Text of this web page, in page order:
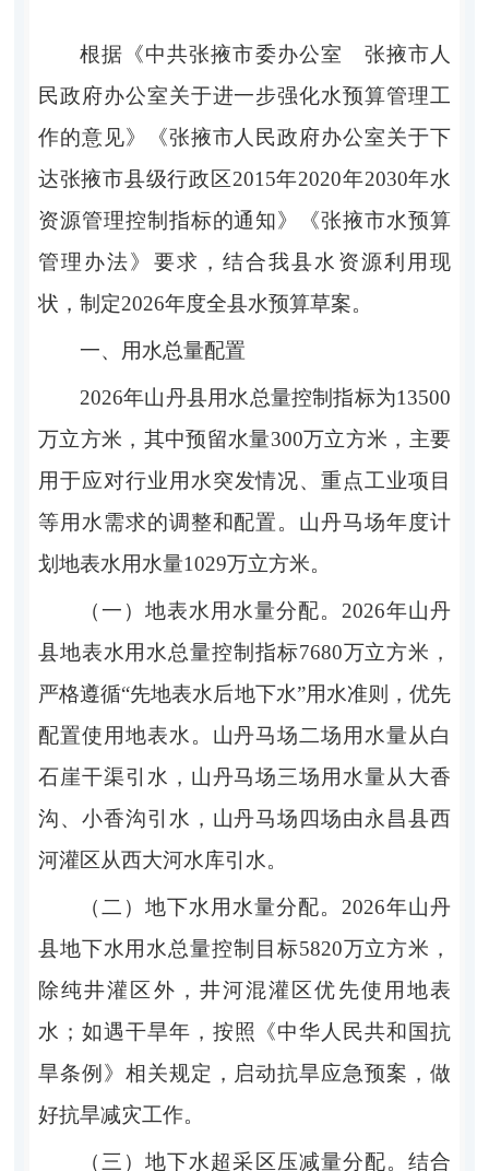
根据《中共张掖市委办公室
张掖市人
民政府办公室关于进一步强化水预算管理工
作的意见》《张掖市人民政府办公室关于下
达张掖市县级行政区2015年2020年2030年水
资源管理控制指标的通知》《张掖市水预算
管理办法》要求，结合我县水资源利用现
状，制定2026年度全县水预算草案。
一、用水总量配置
2026年山丹县用水总量控制指标为13500
万立方米 ， 其中预留水量300万立方米 ， 主要
用于应对行业用水突发情况、重点工业项目
等用水需求的调整和配置。山丹马场年度计
划地表水用水量1029万立方米。
（一）地表水用水量分配。 2026年山丹
县地表水用水总量控制指标7680万立方米 ，
严格遵循“先地表水后地下水”用水准则，优先
配置使用地表水。山丹马场二场用水量从白
石崖干渠引水，山丹马场三场用水量从大香
沟、小香沟引水，山丹马场四场由永昌县西
河灌区从西大河水库引水。
（二）地下水用水量分配。 2026年山丹
县地下水用水总量控制目标5820万立方米 ，
除纯井灌区外，井河混灌区优先使用地表
水； 如遇干旱年 ， 按照《中华人民共和国抗
旱条例》相关规定，启动抗旱应急预案，做
好抗旱减灾工作。
（三）地下水超采区压减量分配。 结合